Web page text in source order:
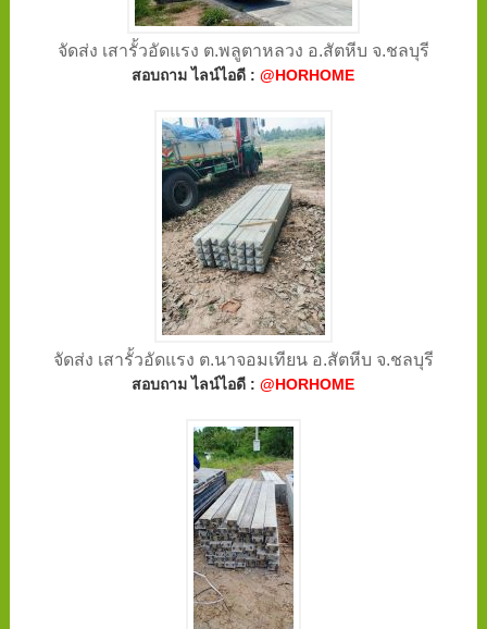
จัดส่ง เสารั้วอัดแรง ต.พลูตาหลวง อ.สัตหีบ จ.ชลบุรี
สอบถาม ไลน์ไอดี :@HORHOME
จัดส่ง เสารั้วอัดแรง ต.นาจอมเทียน อ.สัตหีบ จ.ชลบุรี
สอบถาม ไลน์ไอดี :@HORHOME